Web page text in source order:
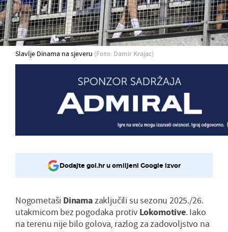
Slavlje Dinama na sjeveru (Foto: Damir Krajac)
Dodajte gol.hr u omiljeni Google izvor
Nogometaši Dinamazaključili su sezonu 2025./26.
utakmicom bez pogodaka protiv Lokomotive. Iako
na terenu nije bilo golova, razlog za zadovoljstvo na